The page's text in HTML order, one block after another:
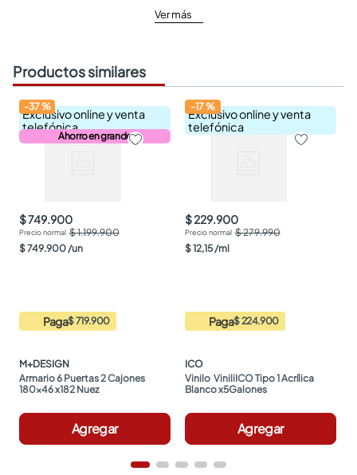
Ver más
Productos similares
Exclusivo online y venta
telefónica
Ahorro en grande
-37%
$ 749.900
$ 1.199.900
$749.900 /un
Paga$ 719.900
M+DESIGN
Armario 6 Puertas 2 Cajones
180x46 x182 Nuez
Agregar
Exclusivo online y venta
telefónica
-17%
$ 229.900
$ 279.990
$12,15 /ml
Paga$ 224.900
ICO
Vinilo  ViniliICO Tipo 1 Acrílica
Blanco x5Galones
Agregar